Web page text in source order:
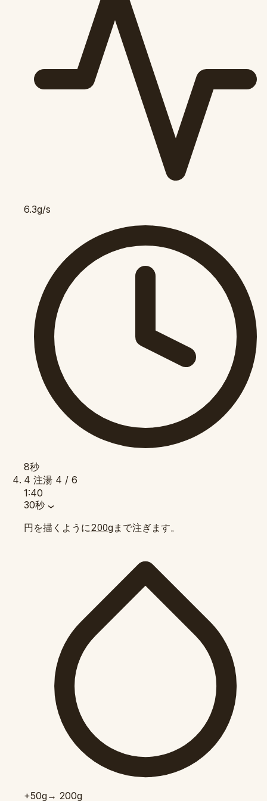
6.3g/s
8秒
4 注湯 4 / 6
1:40
30秒
円を描くように200g まで注ぎます。
+50g→ 200g